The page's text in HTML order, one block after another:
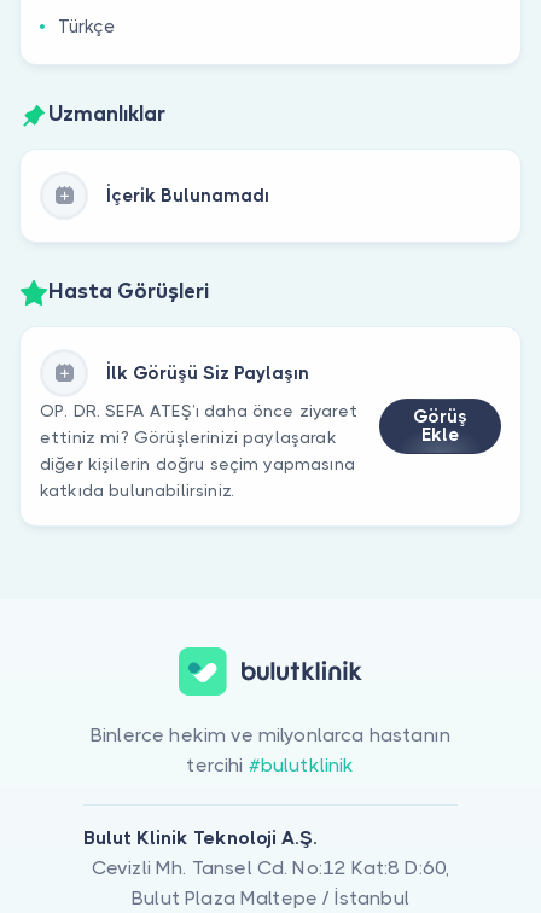
Türkçe
Uzmanlıklar
İçerik Bulunamadı
Hasta Görüşleri
İlk Görüşü Siz Paylaşın
OP. DR. SEFA ATEŞ’ı daha önce ziyaret
ettiniz mi? Görüşlerinizi paylaşarak
diğer kişilerin doğru seçim yapmasına
katkıda bulunabilirsiniz.
Görüş
Ekle
Binlerce hekim ve milyonlarca hastanın
tercihi #bulutklinik
Bulut Klinik Teknoloji A.Ş.
Cevizli Mh. Tansel Cd. No:12 Kat:8 D:60,
Bulut Plaza Maltepe / İstanbul